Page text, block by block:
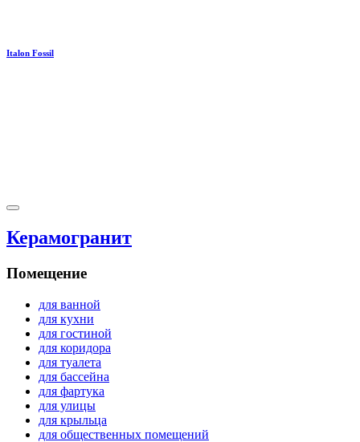
Italon Fossil
Керамогранит
Помещение
для ванной
для кухни
для гостиной
для коридора
для туалета
для бассейна
для фартука
для улицы
для крыльца
для общественных помещений